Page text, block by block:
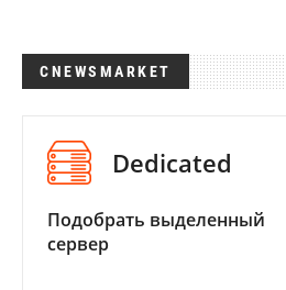
CNEWSMARKET
Dedicated
Подобрать выделенный
сервер